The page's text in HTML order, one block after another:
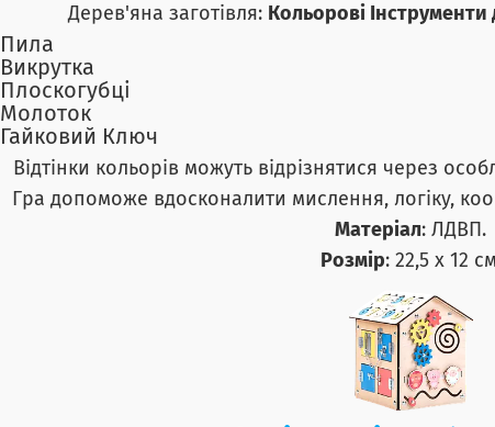
Дерев'яна заготівля: Кольорові
Пила
Викрутка
Плоскогубці
Молоток
Гайковий Ключ
Відтінки кольорів можуть відрізнятися через
Гра допоможе вдосконалити мислення, логіку,
Матеріал: ЛДВП.
Розмір: 22,5 х 12